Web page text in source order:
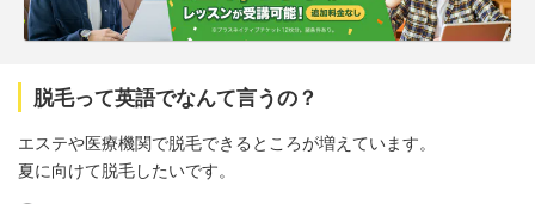
脱毛って英語でなんて言うの？
エステや医療機関で脱毛できるところが増えています。
夏に向けて脱毛したいです。